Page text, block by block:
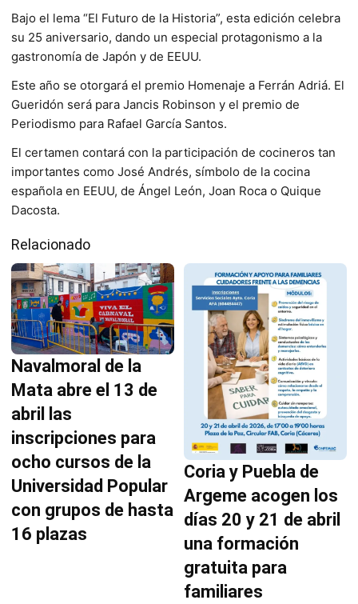
Bajo el lema “El Futuro de la Historia”, esta edición celebra
su 25 aniversario, dando un especial protagonismo a la
gastronomía de Japón y de EEUU.
Este año se otorgará el premio Homenaje a Ferrán Adriá. El
Gueridón será para Jancis Robinson y el premio de
Periodismo para Rafael García Santos.
El certamen contará con la participación de cocineros tan
importantes como José Andrés, símbolo de la cocina
española en EEUU, de Ángel León, Joan Roca o Quique
Dacosta.
Relacionado
Navalmoral de la
Mata abre el 13 de
abril las
inscripciones para
ocho cursos de la
Universidad Popular
con grupos de hasta
16 plazas
Coria y Puebla de
Argeme acogen los
días 20 y 21 de abril
una formación
gratuita para
familiares